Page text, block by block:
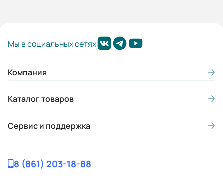
Мы в социальных сетях
Компания
Каталог товаров
Сервис и поддержка
8 (861) 203-18-88